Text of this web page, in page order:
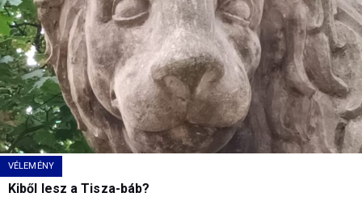
VÉLEMÉNY
Kiből lesz a Tisza-báb?